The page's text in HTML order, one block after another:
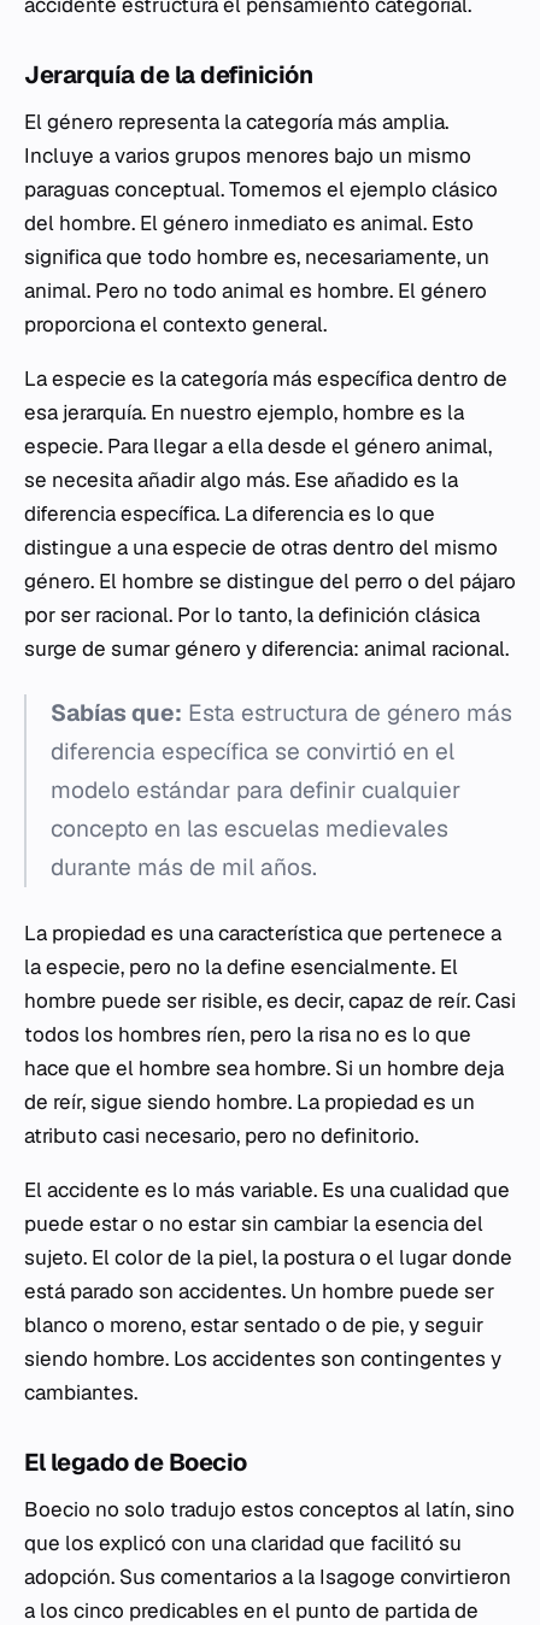
Jerarquía de la definición
El género representa la categoría más amplia.
Incluye a varios grupos menores bajo un mismo
paraguas conceptual. Tomemos el ejemplo clásico
del hombre. El género inmediato es animal. Esto
significa que todo hombre es, necesariamente, un
animal. Pero no todo animal es hombre. El género
proporciona el contexto general.
La especie es la categoría más específica dentro de
esa jerarquía. En nuestro ejemplo, hombre es la
especie. Para llegar a ella desde el género animal,
se necesita añadir algo más. Ese añadido es la
diferencia específica. La diferencia es lo que
distingue a una especie de otras dentro del mismo
género. El hombre se distingue del perro o del pájaro
por ser racional. Por lo tanto, la definición clásica
surge de sumar género y diferencia: animal racional.
Sabías que: Esta estructura de género más
diferencia específica se convirtió en el
modelo estándar para definir cualquier
concepto en las escuelas medievales
durante más de mil años.
La propiedad es una característica que pertenece a
la especie, pero no la define esencialmente. El
hombre puede ser risible, es decir, capaz de reír. Casi
todos los hombres ríen, pero la risa no es lo que
hace que el hombre sea hombre. Si un hombre deja
de reír, sigue siendo hombre. La propiedad es un
atributo casi necesario, pero no definitorio.
El accidente es lo más variable. Es una cualidad que
puede estar o no estar sin cambiar la esencia del
sujeto. El color de la piel, la postura o el lugar donde
está parado son accidentes. Un hombre puede ser
blanco o moreno, estar sentado o de pie, y seguir
siendo hombre. Los accidentes son contingentes y
cambiantes.
El legado de Boecio
Boecio no solo tradujo estos conceptos al latín, sino
que los explicó con una claridad que facilitó su
adopción. Sus comentarios a la Isagoge convirtieron
a los cinco predicables en el punto de partida de